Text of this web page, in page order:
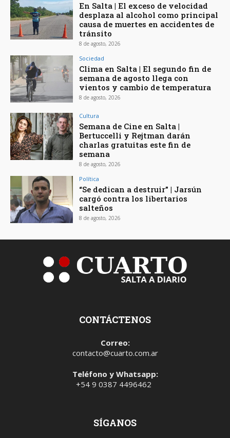
En Salta | El exceso de velocidad
desplaza al alcohol como principal
causa de muertes en accidentes de
tránsito
8 de agosto, 2026
Sociedad
Clima en Salta | El segundo fin de
semana de agosto llega con
vientos y cambio de temperatura
8 de agosto, 2026
Cultura
Semana de Cine en Salta |
Bertuccelli y Rejtman darán
charlas gratuitas este fin de
semana
8 de agosto, 2026
Política
“Se dedican a destruir” | Jarsún
cargó contra los libertarios
salteños
8 de agosto, 2026
CONTÁCTENOS
Correo:
contacto@cuarto.com.ar
Teléfono y Whatsapp:
+54 9 0387 4496462
SÍGANOS